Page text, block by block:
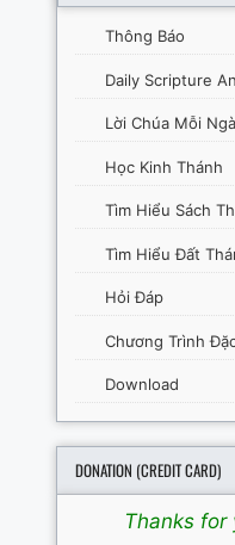
Thông Báo
Daily Scripture
Lời Chúa Mỗi
Học Kinh Thánh
Tìm Hiểu Sách
Tìm Hiểu Đất
Hỏi Đáp
Chương Trình
Download
DONATION (CREDIT CARD)
Thanks for